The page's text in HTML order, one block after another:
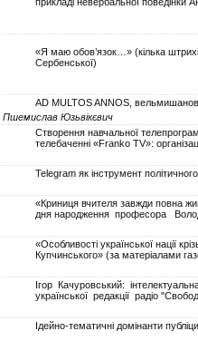
«Я маю обов’язок…» (кілька
Сербенської)
AD MULTOS ANNOS,
Юзьвікєвич
Cтворення навчальної
телебаченні «Franko TV»:
Telegram як інструмент
«Криниця вчителя завжди повна
дня народження професора
«Особливості української нації
Купчинського» (за матеріалами
Ігор Качуровський:
української редакції радіо
Ідейно-тематичні домінанти